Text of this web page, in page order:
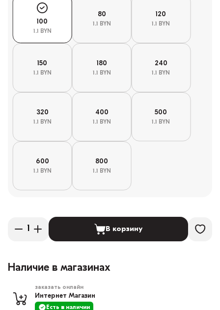
100
1.1 BYN
80
1.1 BYN
120
1.1 BYN
150
1.1 BYN
180
1.1 BYN
240
1.1 BYN
320
1.1 BYN
400
1.1 BYN
500
1.1 BYN
600
1.1 BYN
800
1.1 BYN
В корзину
Наличие в магазинах
заказать онлайн
Интернет Магазин
Есть в наличии